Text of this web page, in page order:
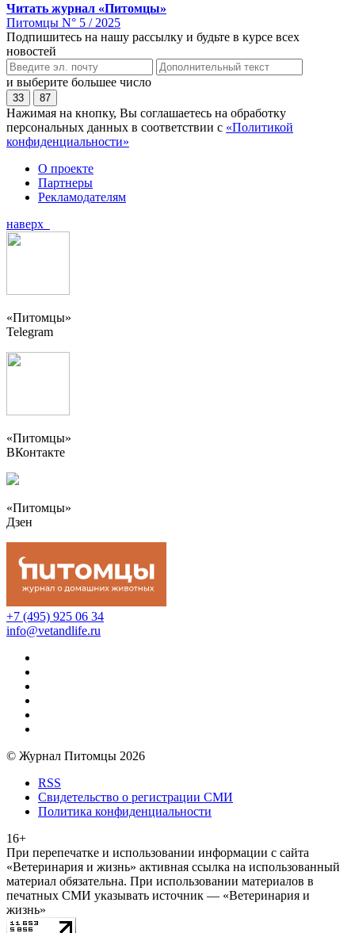
Читать журнал «Питомцы»
Питомцы N° 5 / 2025
Подпишитесь на нашу рассылку и будьте в курсе всех
новостей
и выберите большее число
33 87
Нажимая на кнопку, Вы соглашаетесь на обработку
персональных данных в соответствии с «Политикой
конфиденциальности»
О проекте
Партнеры
Рекламодателям
наверх
«Питомцы»
Telegram
«Питомцы»
ВКонтакте
«Питомцы»
Дзен
+7 (495) 925 06 34
info@vetandlife.ru
© Журнал Питомцы 2026
RSS
Свидетельство о регистрации СМИ
Политика конфиденциальности
16+
При перепечатке и использовании информации с сайта
«Ветеринария и жизнь» активная ссылка на использованный
материал обязательна. При использовании материалов в
печатных СМИ указывать источник — «Ветеринария и
жизнь»